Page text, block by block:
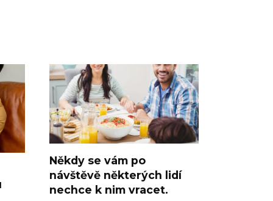
Někdy se vám po
návštěvě některých lidí
nechce k nim vracet.